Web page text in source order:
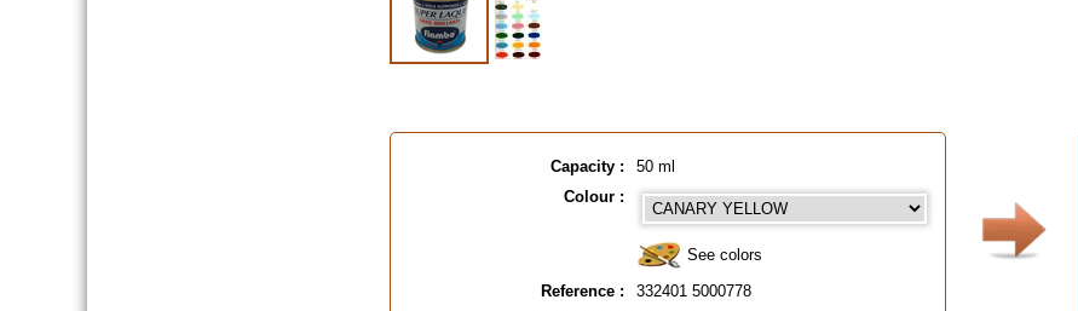
Capacity :
50 ml
Colour :
See colors
Reference :
332401 5000778